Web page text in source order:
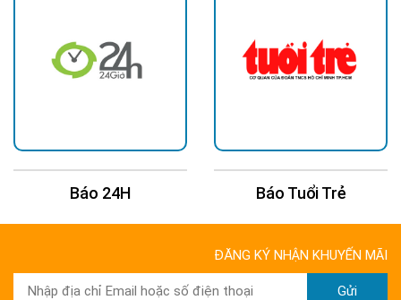
Báo Tuổi Trẻ Báo Dân Trí
ĐĂNG KÝ NHẬN KHUYẾN MÃI
Gửi